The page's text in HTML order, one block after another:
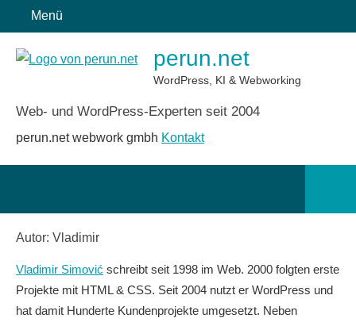
Inhalt
springen
Menü
perun.net
WordPress, KI & Webworking
Web- und WordPress-Experten seit 2004
perun.net webwork gmbh Kontakt
Autor: Vladimir
Vladimir Simović schreibt seit 1998 im Web. 2000 folgten erste
Projekte mit HTML & CSS. Seit 2004 nutzt er WordPress und
hat damit Hunderte Kundenprojekte umgesetzt. Neben